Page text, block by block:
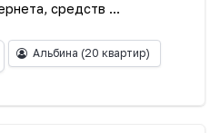
средств ...
Альбина (20 квартир)